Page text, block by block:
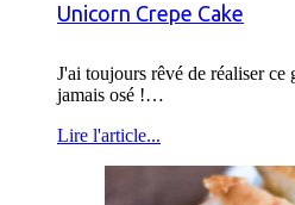
Unicorn Crepe Cake
J'ai toujours rêvé de réaliser ce
jamais osé !…
Lire l'article...